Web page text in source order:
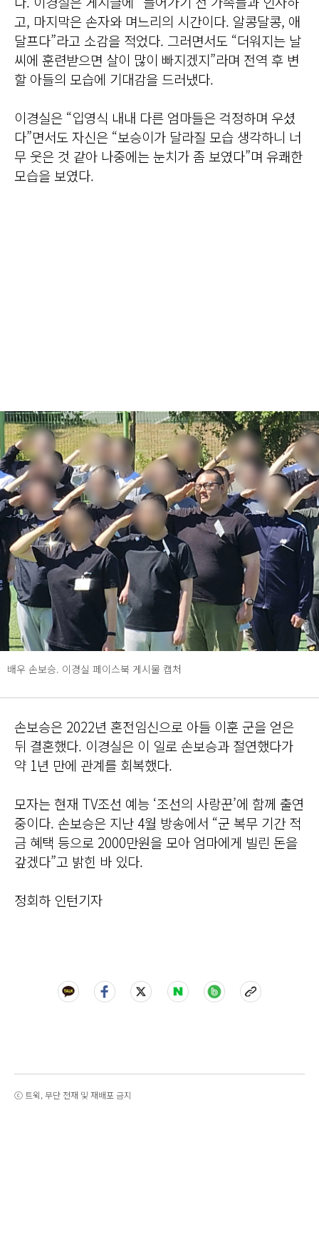
고, 마지막은 손자와 며느리의 시간이다. 알콩달콩, 애
달프다”라고 소감을 적었다. 그러면서도 “더워지는 날
씨에 훈련받으면 살이 많이 빠지겠지”라며 전역 후 변
할 아들의 모습에 기대감을 드러냈다.
이경실은 “입영식 내내 다른 엄마들은 걱정하며 우셨
다”면서도 자신은 “보승이가 달라질 모습 생각하니 너
무 웃은 것 같아 나중에는 눈치가 좀 보였다”며 유쾌한
모습을 보였다.
배우 손보승. 이경실 페이스북 게시물 캡처
손보승은 2022년 혼전임신으로 아들 이훈 군을 얻은
뒤 결혼했다. 이경실은 이 일로 손보승과 절연했다가
약 1년 만에 관계를 회복했다.
모자는 현재 TV조선 예능 ‘조선의 사랑꾼’에 함께 출연
중이다. 손보승은 지난 4월 방송에서 “군 복무 기간 적
금 혜택 등으로 2000만원을 모아 엄마에게 빌린 돈을
갚겠다”고 밝힌 바 있다.
정회하 인턴기자
ⓒ 트윅, 무단 전재 및 재배포 금지